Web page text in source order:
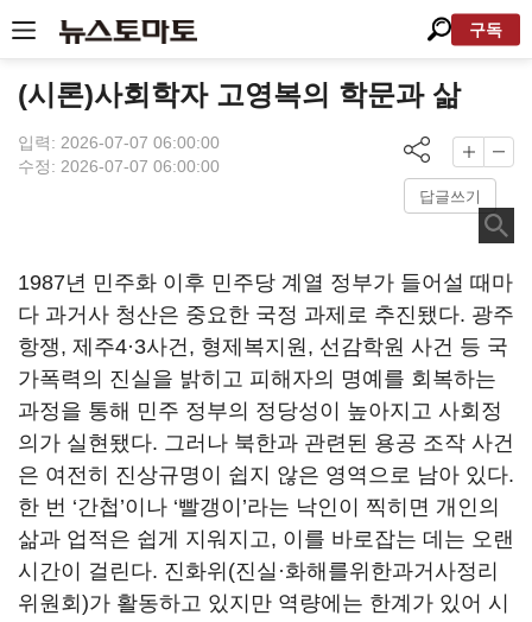
구독
(시론)사회학자 고영복의 학문과 삶
입력: 2026-07-07 06:00:00
수정: 2026-07-07 06:00:00
답글쓰기
1987년 민주화 이후 민주당 계열 정부가 들어설 때마
다 과거사 청산은 중요한 국정 과제로 추진됐다. 광주
항쟁, 제주4·3사건, 형제복지원, 선감학원 사건 등 국
가폭력의 진실을 밝히고 피해자의 명예를 회복하는
과정을 통해 민주 정부의 정당성이 높아지고 사회정
의가 실현됐다. 그러나 북한과 관련된 용공 조작 사건
은 여전히 진상규명이 쉽지 않은 영역으로 남아 있다.
한 번 ‘간첩’이나 ‘빨갱이’라는 낙인이 찍히면 개인의
삶과 업적은 쉽게 지워지고, 이를 바로잡는 데는 오랜
시간이 걸린다. 진화위(진실·화해를위한과거사정리
위원회)가 활동하고 있지만 역량에는 한계가 있어 시